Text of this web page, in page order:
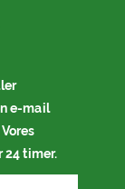
e-mail
24 timer.